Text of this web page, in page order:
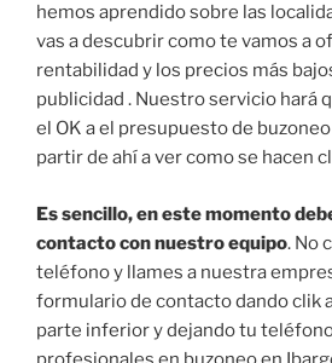
hemos aprendido sobre las
vas a descubrir como te vamos a
rentabilidad y los precios más
publicidad . Nuestro servicio hará
el OK a el presupuesto de
partir de ahí a ver como se hacen
Es sencillo, en este momento
contacto con nuestro equipo. No
teléfono y llames a nuestra
formulario de contacto dando clik
parte inferior y dejando tu